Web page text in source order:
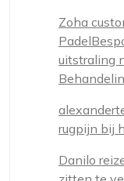
Zoha
uitstraling
rugpijn bij
Danilo